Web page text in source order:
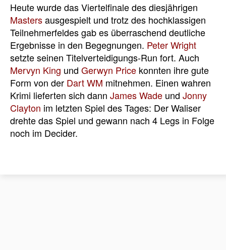
Heute wurde das Viertelfinale des diesjährigen
Mastersausgespielt und trotz des hochklassigen
Teilnehmerfeldes gab es überraschend deutliche
Ergebnisse in den Begegnungen. Peter Wright
setzte seinen Titelverteidigungs-Run fort. Auch
Mervyn King und Gerwyn Price konnten ihre gute
Form von der Dart WM mitnehmen. Einen wahren
Krimi lieferten sich dann James Wade und Jonny
Clayton im letzten Spiel des Tages: Der Waliser
drehte das Spiel und gewann nach 4 Legs in Folge
noch im Decider.